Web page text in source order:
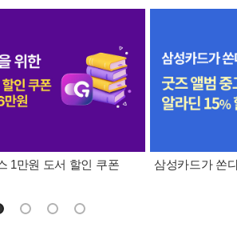
1만원 도서 할인 쿠폰 삼성카드가 쏜